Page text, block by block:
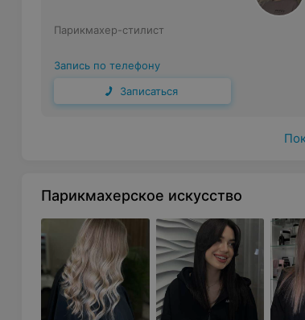
Парикмахер-стилист
Запись по телефону
Записаться
Парикмахерское искусство